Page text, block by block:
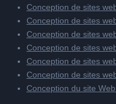
Conception de sites
Conception de sites
Conception de sites
Conception de sites
Conception de sites
Conception de sites
Conception du site